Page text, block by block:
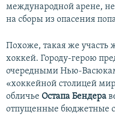
международной арене,
на сборы из опасения
Похоже, такая же участь
хоккей. Городу-герою
очередными Нью-
«хоккейной столицей
обличье Остапа Бендера
отпущенные бюджетные